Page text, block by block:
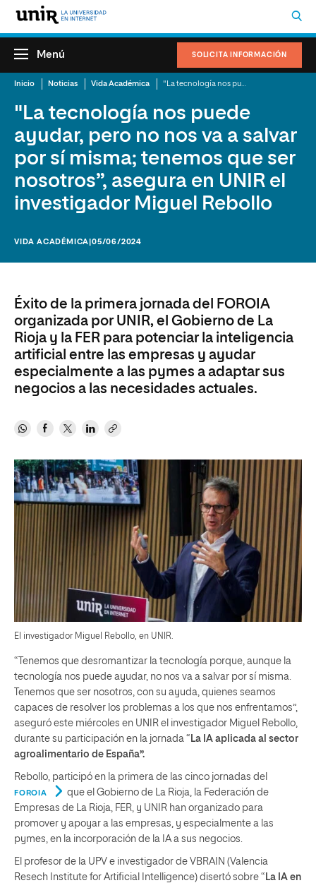
SOLICITA INFORMACIÓN
Menú
Inicio Noticias Vida Académica
"La tecnología nos puede
ayudar, pero no nos va a salvar
por sí misma; tenemos que ser
nosotros”, asegura en UNIR el
investigador Miguel Rebollo
VIDA ACADÉMICA |05/06/2024
Éxito de la primera jornada del FOROIA
organizada por UNIR, el Gobierno de La
Rioja y la FER para potenciar la inteligencia
artificial entre las empresas y ayudar
especialmente a las pymes a adaptar sus
negocios a las necesidades actuales.
El investigador Miguel Rebollo, en UNIR.
“Tenemos que desromantizar la tecnología porque, aunque la
tecnología nos puede ayudar, no nos va a salvar por sí misma.
Tenemos que ser nosotros, con su ayuda, quienes seamos
capaces de resolver los problemas a los que nos enfrentamos”,
aseguró este miércoles en UNIR el investigador Miguel Rebollo,
durante su participación en la jornada “ La IA aplicada al sector
agroalimentario de España”.
Rebollo, participó en la primera de las cinco jornadas del
FOROIA
que el Gobierno de La Rioja, la Federación de
Empresas de La Rioja, FER, y UNIR han organizado para
promover y apoyar a las empresas, y especialmente a las
pymes, en la incorporación de la IA a sus negocios.
El profesor de la UPV e investigador de VBRAIN (Valencia
Resech Institute for Artificial Intelligence) disertó sobre “ La IA en